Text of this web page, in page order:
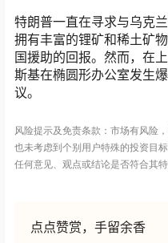
特朗普一直在寻求与乌克
拥有丰富的锂矿和稀土矿
国援助的回报。然而，在 上
斯基在椭圆形办公室发生
议。
风险提示及免责条款：市场有风险
也未考虑到个别用户特殊的投资目
任何意见、观点或结论是否符合其
点点赞赏，手留余香